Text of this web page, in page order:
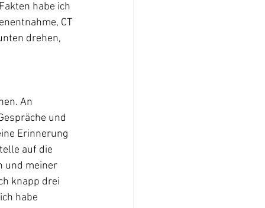
habe ich
CT
drehen,
An
und
Erinnerung
auf die
und meiner
knapp drei
habe